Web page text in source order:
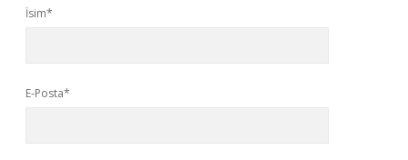
İsim*
E-Posta*